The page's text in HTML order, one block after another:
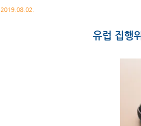
2019.08.02.
유럽 집행